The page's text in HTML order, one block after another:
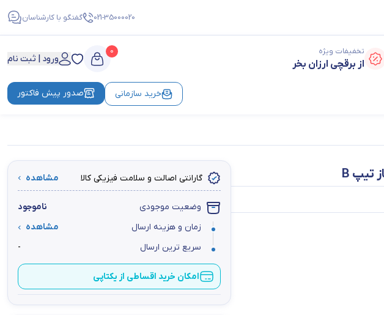
021-35000020 گفتگو با کارشناسان
تخفیفات ویژه
از برقچی ارزان بخر
0
ورود | ثبت نام
خرید سازمانی صدور پیش فاکتور
گارانتی اصالت و سلامت فیزیکی کالا مشاهده
وضعیت موجودی
ناموجود
زمان و هزینه ارسال
مشاهده
سریع ترین ارسال
-
امکان خرید اقساطی از یکتاپی